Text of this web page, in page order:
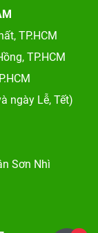
TP.HCM
TP.HCM
ngày Lễ, Tết)
Sơn Nhì